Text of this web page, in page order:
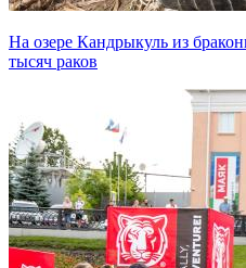
На озере Кандрыкуль из
тысяч раков